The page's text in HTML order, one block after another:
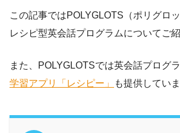
この記事ではPOLYGLOTS（ポリグロ
レシピ型英会話プログラムについてご紹
また、POLYGLOTSでは英会話プログ
学習アプリ「レシピー」
も提供していま